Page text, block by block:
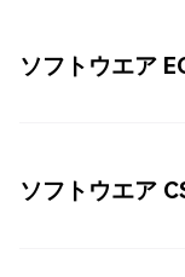
ソフトウエア
ソフトウエア